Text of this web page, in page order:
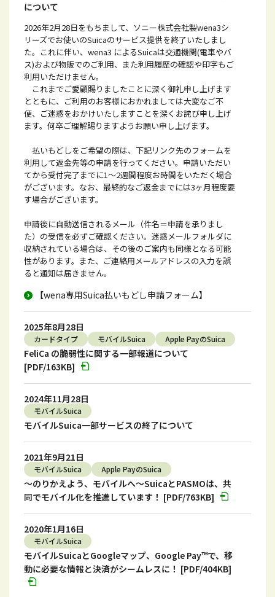
について
2026年2月28日をもちまして、ソニー株式会社製wena3シ
リーズでお使いのSuicaのサービス提供を終了いたしまし
た。これに伴い、wena3 によるSuicaは交通機関(電車やバ
ス)および物販でのご利用、また利用履歴の確認や印字もご
利用いただけません。
これまでご愛顧賜りましたことに深く御礼申し上げます
とともに、ご利用のお客様におかれましては大変なご不
便、ご迷惑をおかけいたしますことを深くお詫び申し上げ
ます。何卒ご理解賜りますようお願い申し上げます。
払いもどしをご希望の際は、下記リンク先のフォームを
利用して返金先等の申請を行ってください。申請いただい
てから受付完了までに1～2週間程度お時間をいただく場合
がございます。なお、最終的なご返金までには3ヶ月程度要
す場合がございます。
申請後に自動送信されるメール（件名＝申請を承りまし
た）の受信を必ずご確認ください。迷惑メールフォルダに
収納されている場合は、その後のご案内も同様となる可能
性があります。また、ご連絡用メールアドレスの入力を誤
ると通知は届きません。
【wena専用Suica払いもどし申請フォーム】
2025年8月28日
カードタイプ モバイルSuica Apple PayのSuica
FeliCa の脆弱性に関する一部報道について
[PDF/163KB]
2024年11月28日
モバイルSuica
モバイルSuica一部サービスの終了について
2021年9月21日
モバイルSuica Apple PayのSuica
～のりかえよう、モバイルへ～SuicaとPASMOは、共
同でモバイル化を推進しています！ [PDF/763KB]
2020年1月16日
モバイルSuica
モバイルSuicaとGoogleマップ、Google Pay™️で、移
動に必要な情報と決済がシームレスに！ [PDF/404KB]